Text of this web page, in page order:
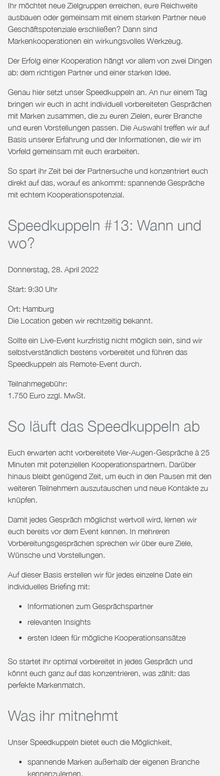
Ihr möchtet neue Zielgruppen erreichen, eure Reichweite
ausbauen oder gemeinsam mit einem starken Partner neue
Geschäftspotenziale erschließen? Dann sind
Markenkooperationen ein wirkungsvolles Werkzeug.
Der Erfolg einer Kooperation hängt vor allem von zwei Dingen
ab: dem richtigen Partner und einer starken Idee.
Genau hier setzt unser Speedkuppeln an. An nur einem Tag
bringen wir euch in acht individuell vorbereiteten Gesprächen
mit Marken zusammen, die zu euren Zielen, eurer Branche
und euren Vorstellungen passen. Die Auswahl treffen wir auf
Basis unserer Erfahrung und der Informationen, die wir im
Vorfeld gemeinsam mit euch erarbeiten.
So spart ihr Zeit bei der Partnersuche und konzentriert euch
direkt auf das, worauf es ankommt: spannende Gespräche
mit echtem Kooperationspotenzial.
Speedkuppeln #13: Wann und
wo?
Donnerstag, 28. April 2022
Start: 9:30 Uhr
Ort: Hamburg
Die Location geben wir rechtzeitig bekannt.
Sollte ein Live-Event kurzfristig nicht möglich sein, sind wir
selbstverständlich bestens vorbereitet und führen das
Speedkuppeln als Remote-Event durch.
Teilnahmegebühr:
1.750 Euro zzgl. MwSt.
So läuft das Speedkuppeln ab
Euch erwarten acht vorbereitete Vier-Augen-Gespräche à 25
Minuten mit potenziellen Kooperationspartnern. Darüber
hinaus bleibt genügend Zeit, um euch in den Pausen mit den
weiteren Teilnehmern auszutauschen und neue Kontakte zu
knüpfen.
Damit jedes Gespräch möglichst wertvoll wird, lernen wir
euch bereits vor dem Event kennen. In mehreren
Vorbereitungsgesprächen sprechen wir über eure Ziele,
Wünsche und Vorstellungen.
Auf dieser Basis erstellen wir für jedes einzelne Date ein
individuelles Briefing mit:
Informationen zum Gesprächspartner
relevanten Insights
ersten Ideen für mögliche Kooperationsansätze
So startet ihr optimal vorbereitet in jedes Gespräch und
könnt euch ganz auf das konzentrieren, was zählt: das
perfekte Markenmatch.
Was ihr mitnehmt
Unser Speedkuppeln bietet euch die Möglichkeit,
spannende Marken außerhalb der eigenen Branche
kennenzulernen,